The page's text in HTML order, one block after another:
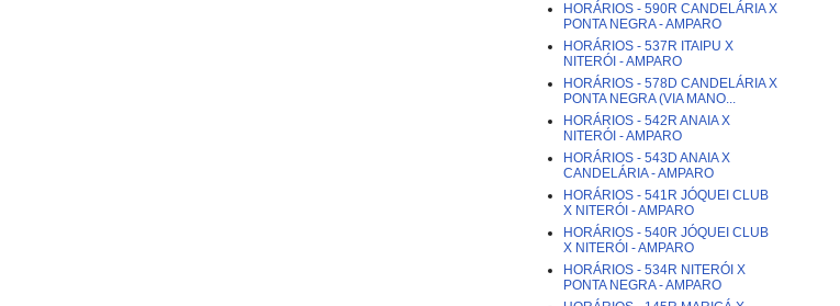
HORÁRIOS - 590R CANDELÁRIA X
PONTA NEGRA - AMPARO
HORÁRIOS - 537R ITAIPU X
NITERÓI - AMPARO
HORÁRIOS - 578D CANDELÁRIA X
PONTA NEGRA (VIA MANO...
HORÁRIOS - 542R ANAIA X
NITERÓI - AMPARO
HORÁRIOS - 543D ANAIA X
CANDELÁRIA - AMPARO
HORÁRIOS - 541R JÓQUEI CLUB
X NITERÓI - AMPARO
HORÁRIOS - 540R JÓQUEI CLUB
X NITERÓI - AMPARO
HORÁRIOS - 534R NITERÓI X
PONTA NEGRA - AMPARO